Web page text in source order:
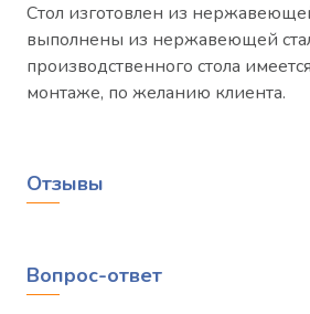
Стол изготовлен из
выполнены из нержавеющей
производственного стола
монтаже, по желанию клиента.
Отзывы
Вопрос-ответ